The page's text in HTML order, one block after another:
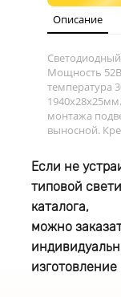
Описание
Мощность
температура
монтажа
выносной.
Если не
типовой
каталога,
можно